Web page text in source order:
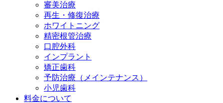
審美治療
再生・修復治療
ホワイトニング
精密根管治療
口腔外科
インプラント
矯正歯科
予防治療（メインテナンス）
小児歯科
料金について